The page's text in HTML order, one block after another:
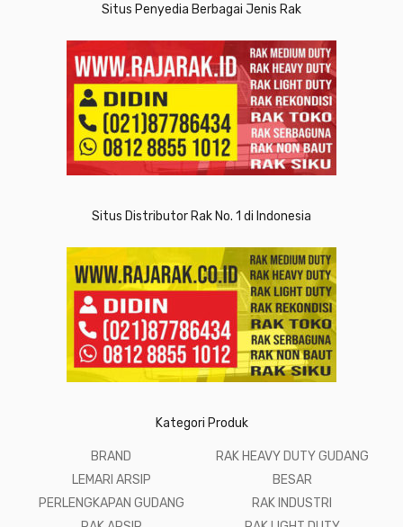
Situs Penyedia Berbagai Jenis Rak
Situs Distributor Rak No. 1 di Indonesia
Kategori Produk
BRAND
LEMARI ARSIP
PERLENGKAPAN GUDANG
RAK HEAVY DUTY GUDANG
BESAR
RAK INDUSTRI